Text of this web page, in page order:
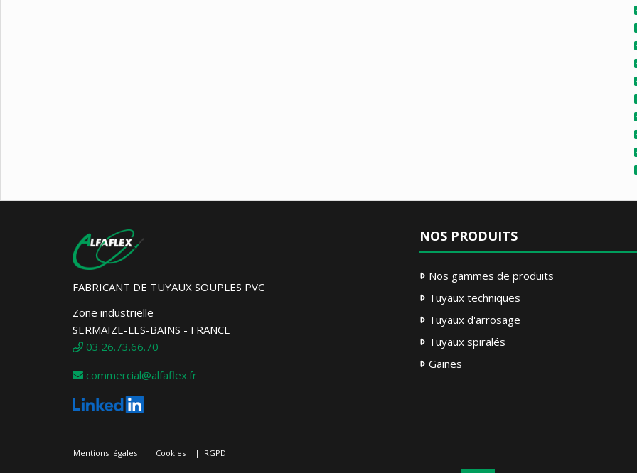
FABRICANT DE TUYAUX SOUPLES PVC
Zone industrielle
SERMAIZE-LES-BAINS - FRANCE
03.26.73.66.70
commercial@alfaflex.fr
Mentions légales Cookies RGPD
NOS PRODUITS
Nos gammes de produits
Tuyaux techniques
Tuyaux d'arrosage
Tuyaux spiralés
Gaines